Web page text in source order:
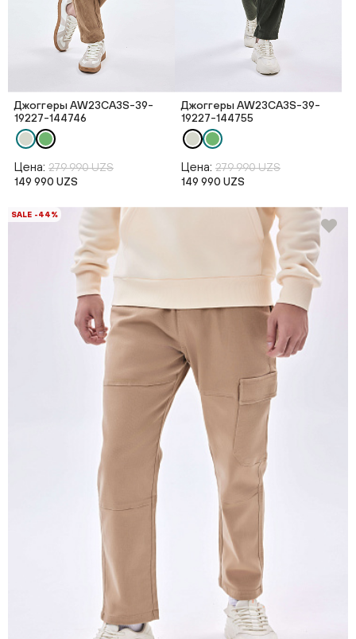
Джоггеры AW23CA3S-39-
19227-144746
Цена: 279 990 UZS
149 990 UZS
Джоггеры AW23CA3S-39-
19227-144755
Цена: 279 990 UZS
149 990 UZS
SALE -44%